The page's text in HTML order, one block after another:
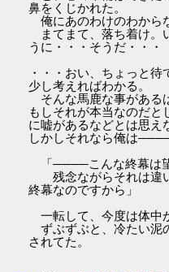
鼻をくじかれた。
俺にあのわけのわから
まてまて、落ち着け。
うに・・・そうだ・・・
・・・おい、ちょっと待
少し考えればわかる。
そんな馬鹿な事がある
もしそれが本当なのだと
に嘘があるなどとは思え
しかしそれなら俺は
「────こんな終幕は
残念ながらそれは違
終幕なのですから」
一転して、今度は体中
ずぶずぶと、冷たい泥
されてた。